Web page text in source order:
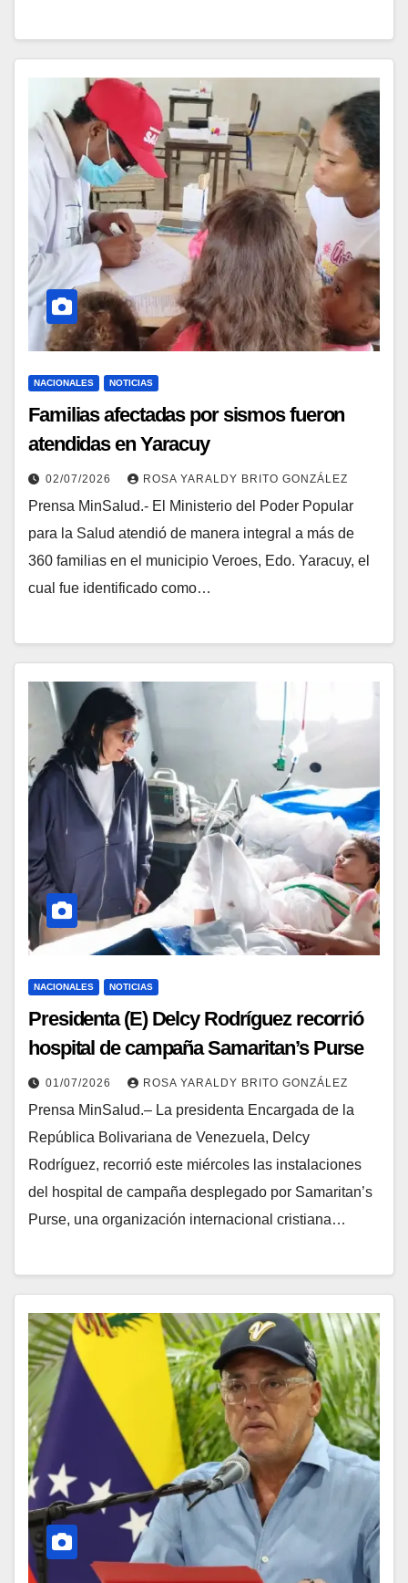
NACIONALES NOTICIAS
Familias afectadas por sismos fueron
atendidas en Yaracuy
02/07/2026 ROSA YARALDY BRITO GONZÁLEZ
Prensa MinSalud.- El Ministerio del Poder Popular
para la Salud atendió de manera integral a más de
360 familias en el municipio Veroes, Edo. Yaracuy, el
cual fue identificado como…
NACIONALES NOTICIAS
Presidenta (E) Delcy Rodríguez recorrió
hospital de campaña Samaritan’s Purse
01/07/2026 ROSA YARALDY BRITO GONZÁLEZ
Prensa MinSalud.– La presidenta Encargada de la
República Bolivariana de Venezuela, Delcy
Rodríguez, recorrió este miércoles las instalaciones
del hospital de campaña desplegado por Samaritan’s
Purse, una organización internacional cristiana…